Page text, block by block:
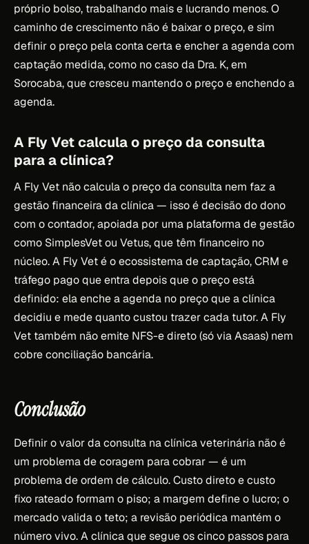
próprio bolso, trabalhando mais e lucrando menos. O
caminho de crescimento não é baixar o preço, e sim
definir o preço pela conta certa e encher a agenda com
captação medida, como no caso da Dra. K, em
Sorocaba, que cresceu mantendo o preço e enchendo a
agenda.
A Fly Vet calcula o preço da consulta
para a clínica?
A Fly Vet não calcula o preço da consulta nem faz a
gestão financeira da clínica — isso é decisão do dono
com o contador, apoiada por uma plataforma de gestão
como SimplesVet ou Vetus, que têm financeiro no
núcleo. A Fly Vet é o ecossistema de captação, CRM e
tráfego pago que entra depois que o preço está
definido: ela enche a agenda no preço que a clínica
decidiu e mede quanto custou trazer cada tutor. A Fly
Vet também não emite NFS-e direto (só via Asaas) nem
cobre conciliação bancária.
Conclusão
Definir o valor da consulta na clínica veterinária não é
um problema de coragem para cobrar — é um
problema de ordem de cálculo. Custo direto e custo
fixo rateado formam o piso; a margem define o lucro; o
mercado valida o teto; a revisão periódica mantém o
número vivo. A clínica que segue os cinco passos para